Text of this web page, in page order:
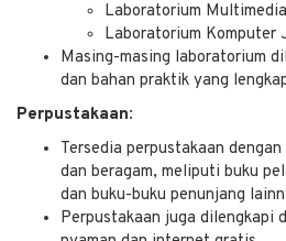
Laboratorium
Laboratorium Komputer
Masing-masing laboratorium
dan bahan praktik yang
Perpustakaan:
Tersedia perpustakaan
dan beragam, meliputi buku
dan buku-buku penunjang
Perpustakaan juga dilengkapi